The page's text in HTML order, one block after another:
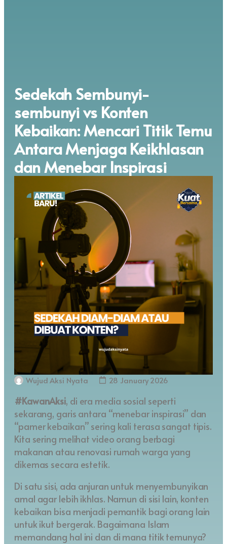
Sedekah Sembunyi-
sembunyi vs Konten
Kebaikan: Mencari Titik Temu
Antara Menjaga Keikhlasan
dan Menebar Inspirasi
Wujud Aksi Nyata 28 January 2026
#KawanAksi, di era media sosial seperti
sekarang, garis antara “menebar inspirasi” dan
“pamer kebaikan” sering kali terasa sangat tipis.
Kita sering melihat video orang berbagi
makanan atau renovasi rumah warga yang
dikemas secara estetik.
Di satu sisi, ada anjuran untuk menyembunyikan
amal agar lebih ikhlas. Namun di sisi lain, konten
kebaikan bisa menjadi pemantik bagi orang lain
untuk ikut bergerak. Bagaimana Islam
memandang hal ini dan di mana titik temunya?